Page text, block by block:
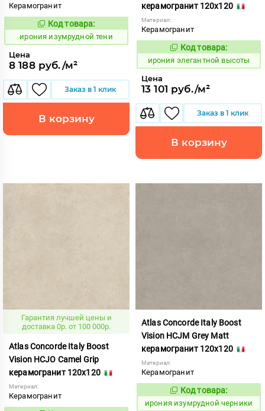
Керамогранит
1098103
Код товара:
ирония изумрудной тени
Цена
8 188 руб./м²
Заказ в 1 клик
В корзину
керамогранит 120x120
Материал:
Керамогранит
1098132
Код товара:
ирония элегантной высоты
Цена
13 101 руб./м²
Заказ в 1 клик
В корзину
Гарантия лучшей цены и
доставка 0р. от 100 000р.
Atlas Concorde Italy Boost
Vision HCJO Camel Grip
керамогранит 120x120
Материал:
Керамогранит
Atlas Concorde Italy Boost
Vision HCJM Grey Matt
керамогранит 120x120
Материал:
Керамогранит
1098119
Код товара:
ирония изумрудной черники